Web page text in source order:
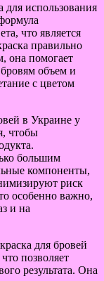
для использования
что является
правильно
она помогает
объем и
с цветом
в Украине у
чтобы
большим
компоненты,
риск
особенно важно,
и на
для бровей
позволяет
результата. Она